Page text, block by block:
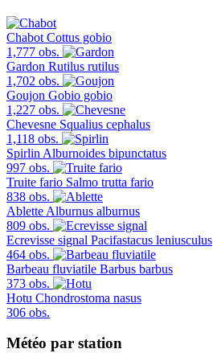
Chabot Cottus gobio
1,777 obs.
Gardon Rutilus rutilus
1,702 obs.
Goujon Gobio gobio
1,227 obs.
Chevesne Squalius cephalus
1,118 obs.
Spirlin Alburnoides bipunctatus
997 obs.
Truite fario Salmo trutta fario
838 obs.
Ablette Alburnus alburnus
809 obs.
Ecrevisse signal Pacifastacus leniusculus
464 obs.
Barbeau fluviatile Barbus barbus
373 obs.
Hotu Chondrostoma nasus
306 obs.
Météo par station